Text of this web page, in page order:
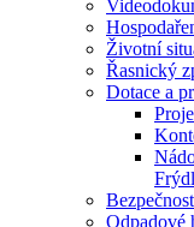
Životní
Řasnický
Dotace a
Odpadové